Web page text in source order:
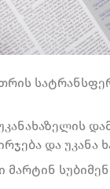
და უკანა